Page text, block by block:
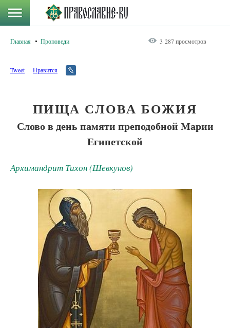
Главная Проповеди 3 287 просмотров
Tweet Нравится
ПИЩА СЛОВА БОЖИЯ
Слово в день памяти преподобной Марии
Египетской
Архимандрит Тихон (Шевкунов)